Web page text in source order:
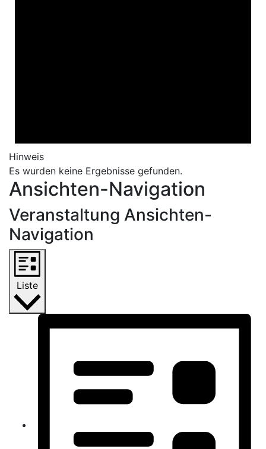
Hinweis
Es wurden keine Ergebnisse gefunden.
Ansichten-Navigation
Veranstaltung Ansichten-
Navigation
Liste